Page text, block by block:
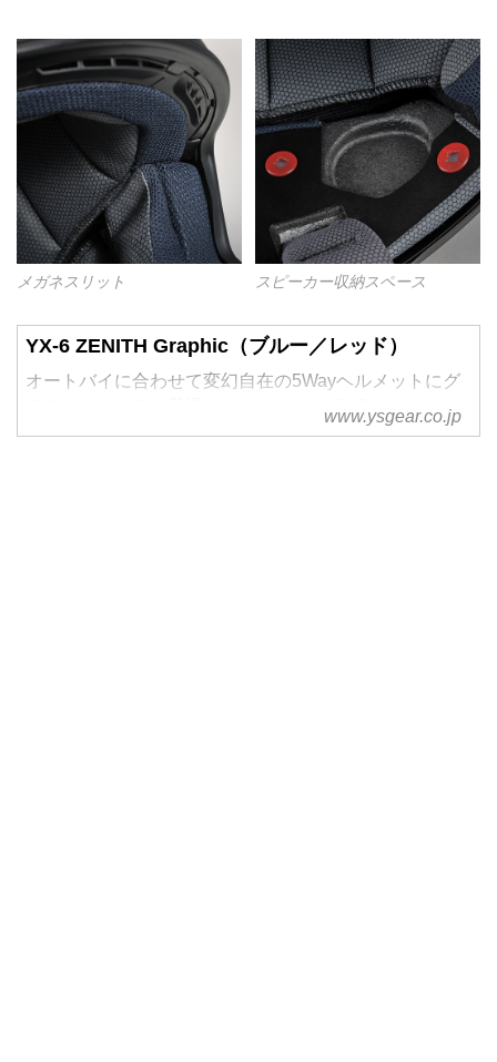
メガネスリット スピーカー収納スペース
YX-6 ZENITH Graphic（ブルー／レッド）
オートバイに合わせて変幻自在の5Wayヘルメットにグ
www.ysgear.co.jp